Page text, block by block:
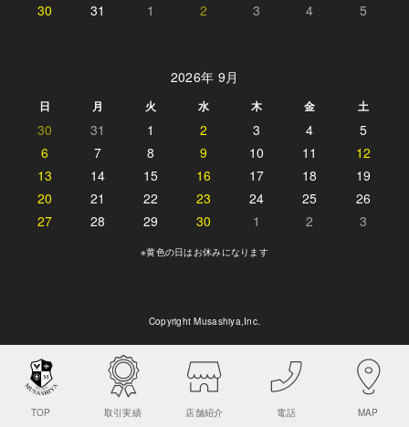
30
31 1 2 3 4 5
2026年 9月
日 月 火 水 木 金 土
30 31 1 2 3 4
5
6
7 8 9 10 11
12
13
14 15 16 17 18
19
20
21 22 23 24 25
26
27
28 29 30 1 2 3
※黄色の日はお休みになります
Copyright Musashiya,Inc.
TOP 取引実績 店舗紹介 電話 MAP